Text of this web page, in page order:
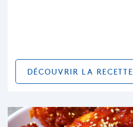
DÉCOUVRIR LA RECETTE